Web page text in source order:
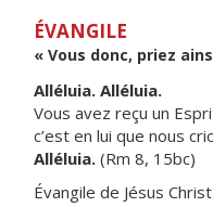
ÉVANGILE
« Vous donc, priez
Alléluia. Alléluia.
Vous avez reçu un
c’est en lui que nous
Alléluia. (Rm 8, 15bc)
Évangile de Jésus